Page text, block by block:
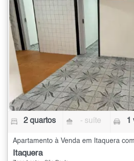
2 quartos - suíte 1
Apartamento à Venda em Itaquera
Itaquera